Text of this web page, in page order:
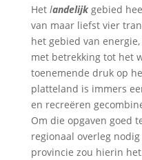
Het landelijk gebied
van maar liefst vier
het gebied van
met betrekking tot het
toenemende druk op
platteland is immers
en recreëren
Om die opgaven goed
regionaal overleg
provincie zou hierin